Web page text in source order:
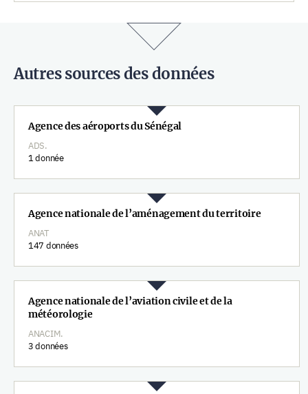
Autres sources des données
Agence des aéroports du Sénégal
ADS.
1 donnée
Agence nationale de l’aménagement du territoire
ANAT
147 données
Agence nationale de l’aviation civile et de la
météorologie
ANACIM.
3 données